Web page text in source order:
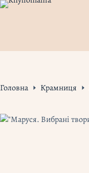
Перейти
Головна Крамниця